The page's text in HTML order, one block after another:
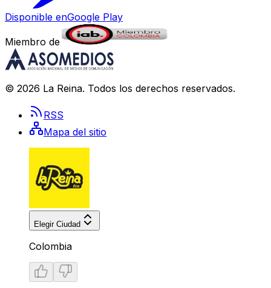
Disponible enGoogle Play
Miembro de
© 2026 La Reina. Todos los derechos reservados.
RSS
Mapa del sitio
Elegir Ciudad
Colombia